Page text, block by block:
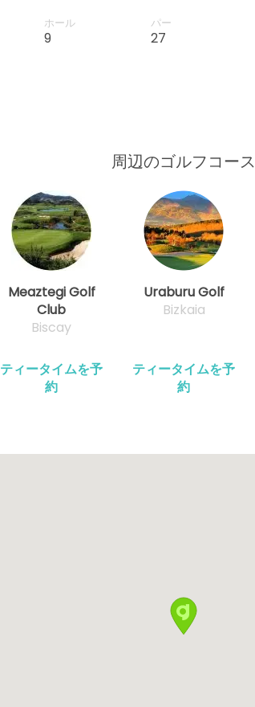
ホール
9
パー
27
周辺のゴルフコース
Meaztegi Golf
Club
Biscay
ティータイムを予
約
Uraburu Golf
Bizkaia
ティータイムを予
約